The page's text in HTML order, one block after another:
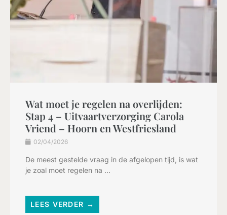
Wat moet je regelen na overlijden:
Stap 4 – Uitvaartverzorging Carola
Vriend – Hoorn en Westfriesland
02/04/2026
De meest gestelde vraag in de afgelopen tijd, is wat
je zoal moet regelen na ...
LEES VERDER →